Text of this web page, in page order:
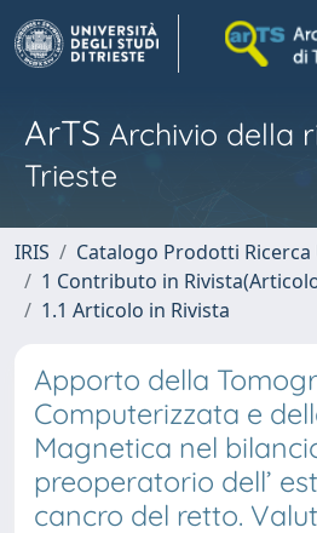
ArTS Archivio della
Trieste
IRIS
Catalogo Prodotti Ricerca
1 Contributo in
1.1 Articolo in Rivista
Apporto della
Computerizzata e
Magnetica nel
preoperatorio dell’
cancro del retto.